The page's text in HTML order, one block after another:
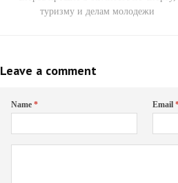
туризму и делам молодежи
Leave a comment
Name* Email